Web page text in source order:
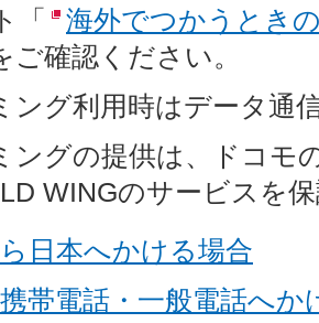
「
海外でつかうとき
ご確認ください。
ング利用時はデータ通
ングの提供は、ドコモ
WINGのサービスを
日本へかける場合
帯電話・一般電話へか